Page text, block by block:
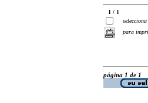
1 / 1
selecciona
para
página 1 de 1